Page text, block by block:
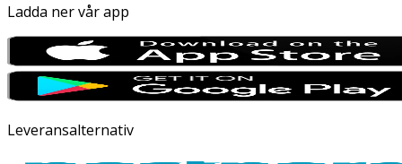
Ladda ner vår app
Leveransalternativ